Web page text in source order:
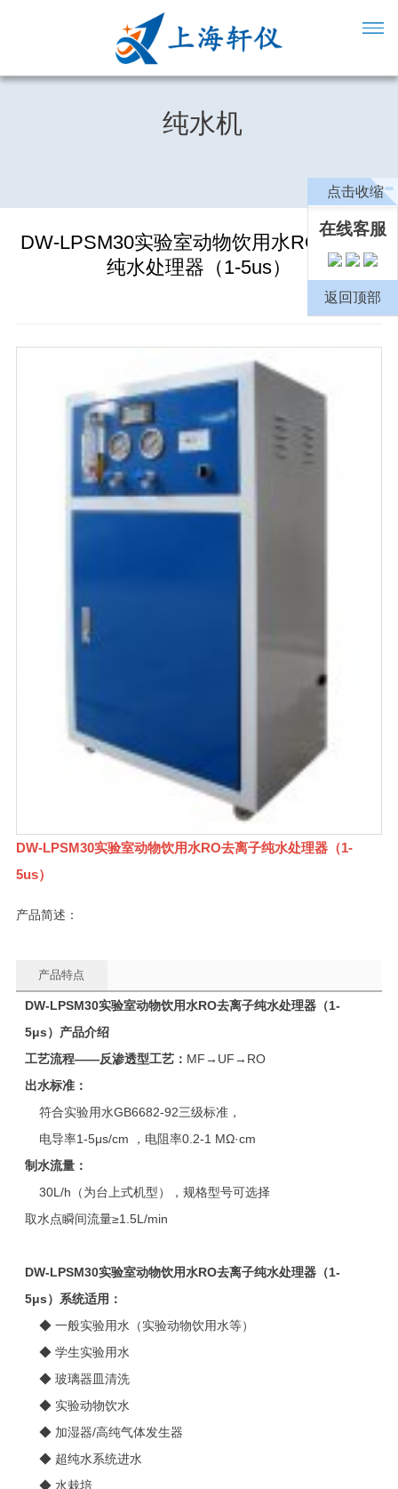
纯水机
DW-LPSM30实验室动物饮用水RO去离子
纯水处理器（1-5us）
DW-LPSM30实验室动物饮用水RO去离子纯水处理器（1-
5us）
产品简述：
产品特点
DW-LPSM30实验室动物饮用水RO去离子纯水处理器（1-
5μs） 产品介绍
工艺流程——反渗透型工艺： MF→UF→RO
出水标准：
符合实验用水GB6682-92三级标准，
电导率1-5μs/cm ，电阻率0.2-1 MΩ·cm
制水流量：
30L/h（为台上式机型），规格型号可选择
取水点瞬间流量≥1.5L/min
DW-LPSM30实验室动物饮用水RO去离子纯水处理器（1-
5μs） 系统适用：
◆ 一般实验用水（实验动物饮用水等）
◆ 学生实验用水
◆ 玻璃器皿清洗
◆ 实验动物饮水
◆ 加湿器/高纯气体发生器
◆ 超纯水系统进水
◆ 水栽培
点击收缩
在线客服
返回顶部